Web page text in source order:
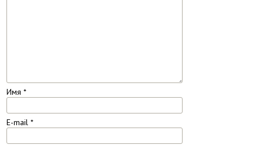
Имя *
E-mail *